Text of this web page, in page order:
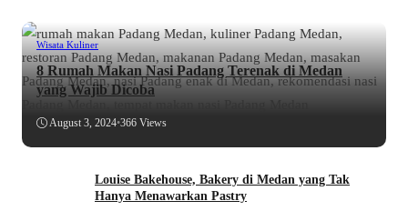
Wisata Kuliner
8 Rumah Makan Nasi Padang Terenak di Medan
yang Wajib Dicoba
August 3, 2024•366 Views
Louise Bakehouse, Bakery di Medan yang Tak
Hanya Menawarkan Pastry